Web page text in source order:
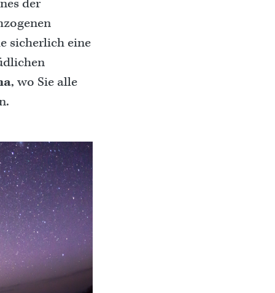
der
sicherlich eine
, wo Sie alle